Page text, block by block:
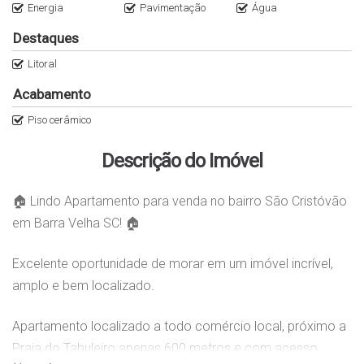
Energia Pavimentação Água
Destaques
Litoral
Acabamento
Piso cerâmico
Descrição do Imóvel
🏠 Lindo Apartamento para venda no bairro São Cristóvão
em Barra Velha SC! 🏠
Excelente oportunidade de morar em um imóvel incrível,
amplo e bem localizado.
Apartamento localizado a todo comércio local, próximo a
Praia do Tabuleiro apenas 600 metros e com acesso